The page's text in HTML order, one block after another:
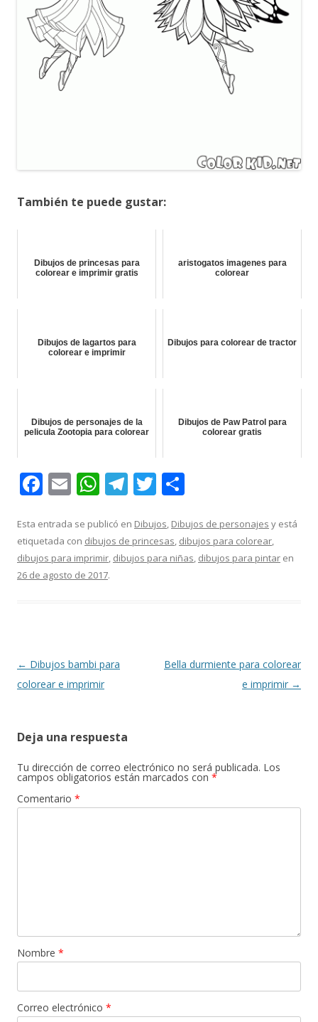
También te puede gustar:
Dibujos de princesas para
colorear e imprimir gratis
aristogatos imagenes para
colorear
Dibujos de lagartos para
colorear e imprimir
Dibujos para colorear de tractor
Dibujos de personajes de la
pelicula Zootopia para colorear
Dibujos de Paw Patrol para
colorear gratis
F
e
b
o
E
ai
l
W
at
s
A
T
e
gr
T
itt
er
m
p
Esta entrada se publicó en Dibujos, Dibujos de personajes y está
etiquetada con dibujos de princesas, dibujos para colorear,
dibujos para imprimir, dibujos para niñas, dibujos para pintar en
26 de agosto de 2017.
Navegación
de
← Dibujos bambi para
colorear e imprimir
Bella durmiente para colorear
e imprimir →
Deja una respuesta
Tu dirección de correo electrónico no será publicada. Los
campos obligatorios están marcados con *
Comentario *
Nombre *
Correo electrónico *